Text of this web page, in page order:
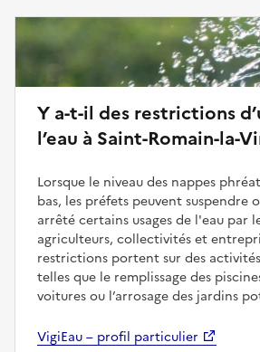
Y a-t-il des restrictions
l’eau à Saint-Romain-la-
Lorsque le niveau des nappes
bas, les préfets peuvent suspendre
arrêté certains usages de l'eau par
agriculteurs, collectivités et
restrictions portent sur des
telles que le remplissage des
voitures ou l’arrosage des jardins
VigiEau – profil particulier